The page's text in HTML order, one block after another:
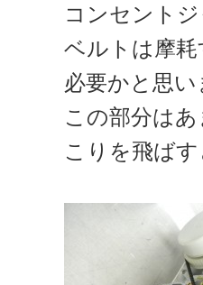
コンセント
ベルトは摩
必要かと思
この部分は
こりを飛ばす